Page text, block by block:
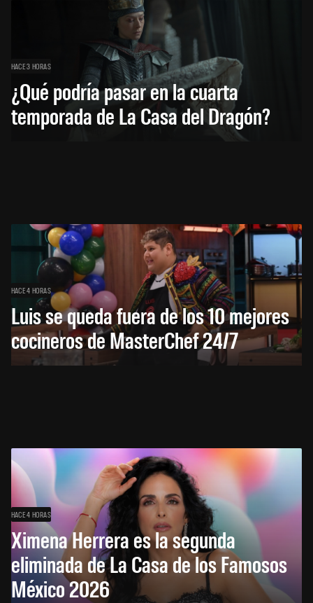
HACE 3 HORAS
¿Qué podría pasar en la cuarta
temporada de La Casa del Dragón?
HACE 4 HORAS
Luis se queda fuera de los 10 mejores
cocineros de MasterChef 24/7
HACE 4 HORAS
Ximena Herrera es la segunda
eliminada de La Casa de los Famosos
México 2026